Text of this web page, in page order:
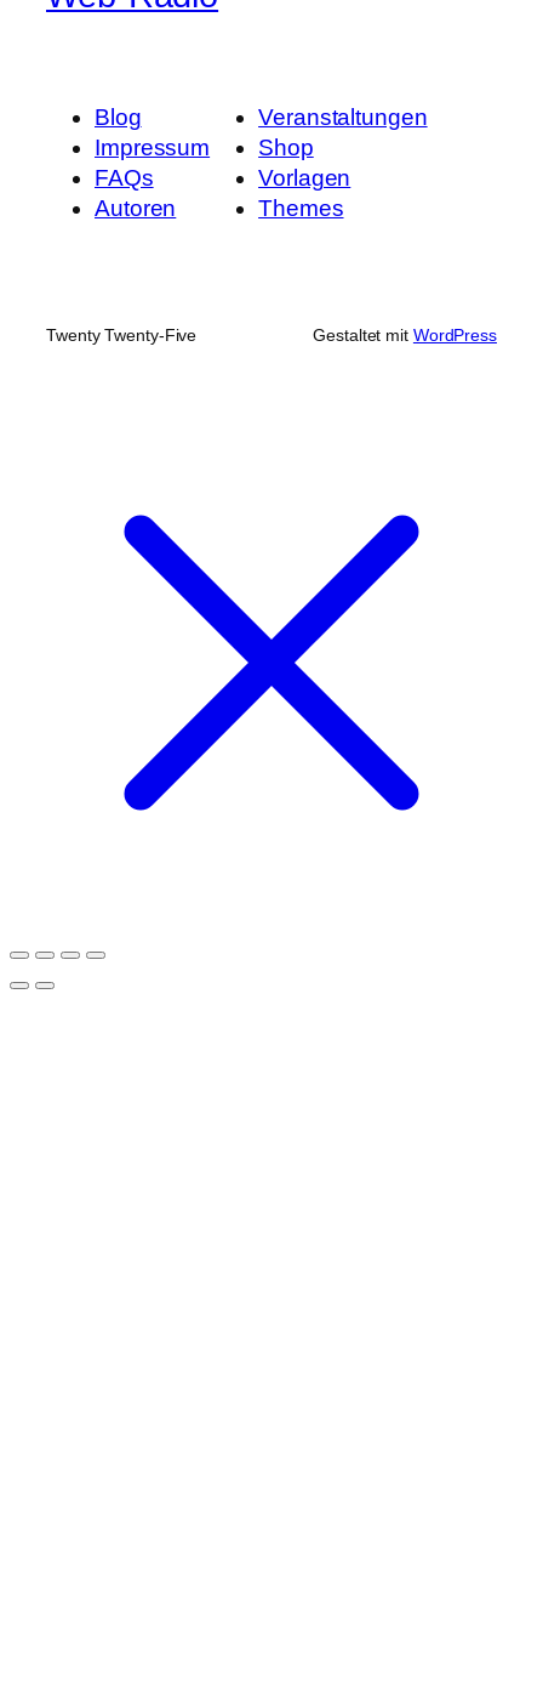
Blog
Impressum
FAQs
Autoren
Veranstaltungen
Shop
Vorlagen
Themes
Twenty Twenty-Five Gestaltet mit WordPress